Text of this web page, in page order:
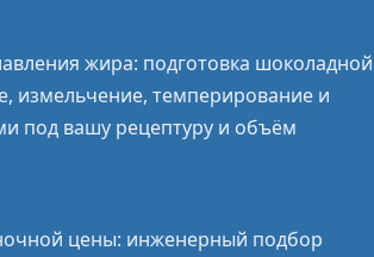
жира: подготовка шоколадной
измельчение, темперирование и
под вашу рецептуру и объём
цены: инженерный подбор